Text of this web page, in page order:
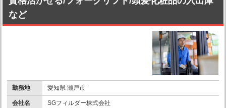
など
勤務地 愛知県 瀬戸市
会社名 SGフィルダー株式会社